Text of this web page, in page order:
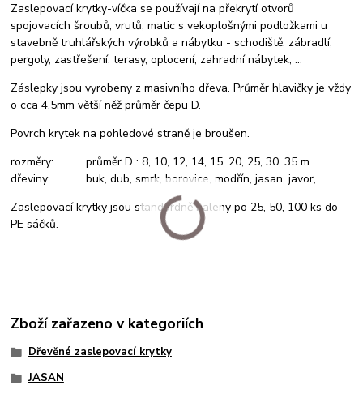
Zaslepovací krytky-víčka se používají na překrytí otvorů
spojovacích šroubů, vrutů, matic s vekoplošnými podložkami u
stavebně truhlářských výrobků a nábytku - schodiště, zábradlí,
pergoly, zastřešení, terasy, oplocení, zahradní nábytek, ...
Záslepky jsou vyrobeny z masivního dřeva. Průměr hlavičky je vždy
o cca 4,5mm větší něž průměr čepu D.
Povrch krytek na pohledové straně je broušen.
rozměry: průměr D : 8, 10, 12, 14, 15, 20, 25, 30, 35 m
dřeviny: buk, dub, smrk, borovice, modřín, jasan, javor, ...
Zaslepovací krytky jsou standardně baleny po 25, 50, 100 ks do
PE sáčků.
Zboží zařazeno v kategoriích
Dřevěné zaslepovací krytky
JASAN